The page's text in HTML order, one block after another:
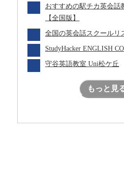
おすすめの駅チカ英会話
【全国版】
全国の英会話スクールリ
StudyHacker ENGLISH
守谷英語教室 Uni松ケ丘
もっと見